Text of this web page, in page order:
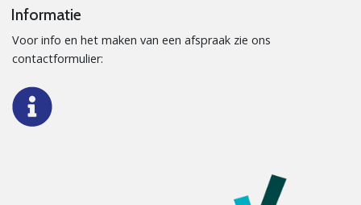
Informatie
Voor info en het maken van een afspraak zie ons
contactformulier: